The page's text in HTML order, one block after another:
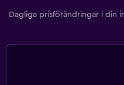
Dagliga prisförändringar i din